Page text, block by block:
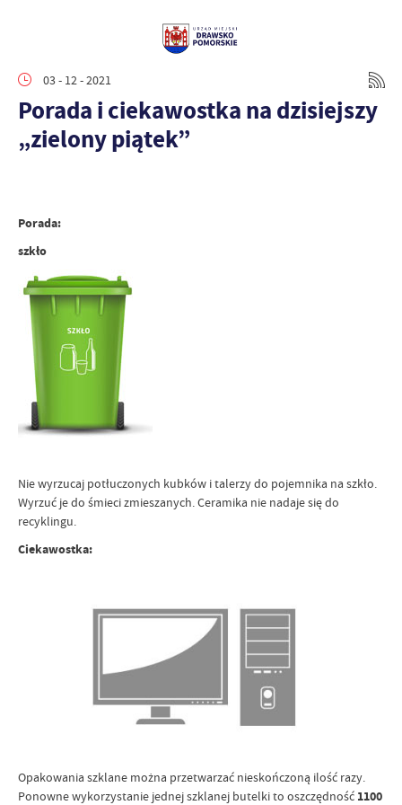
03 - 12 - 2021
Porada i ciekawostka na dzisiejszy
„zielony piątek”
Porada:
szkło
Nie wyrzucaj potłuczonych kubków i talerzy do pojemnika na szkło.
Wyrzuć je do śmieci zmieszanych. Ceramika nie nadaje się do
recyklingu.
Ciekawostka:
Opakowania szklane można przetwarzać nieskończoną ilość razy.
Ponowne wykorzystanie jednej szklanej butelki to oszczędność 1100